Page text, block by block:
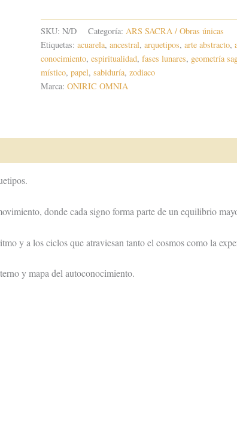
Alma
cantidad
SKU:N/D Categoría:ARS SACRA / Obras únicas
Etiquetas:acuarela,ancestral,arquetipos,arte abstracto,
conocimiento,espiritualidad,fases lunares, geometría
místico,papel,sabiduría,zodiaco
Marca:ONIRIC OMNIA
donde cada signo forma parte de un equilibrio
y a los ciclos que atraviesan tanto el cosmos como la
y mapa del autoconocimiento.